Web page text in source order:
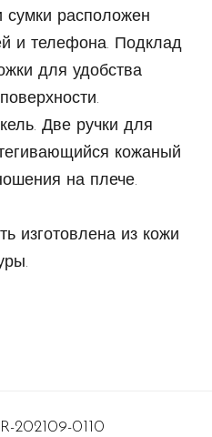
сумки расположен
и телефона. Подклад
для удобства
Две ручки для
кожаный
на плече.
изготовлена из кожи
202109-0110